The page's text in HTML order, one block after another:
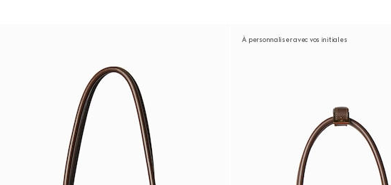
À personnaliser avec vos initiales